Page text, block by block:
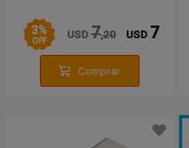
3%
OFF USD7,20 USD 7
Comprar